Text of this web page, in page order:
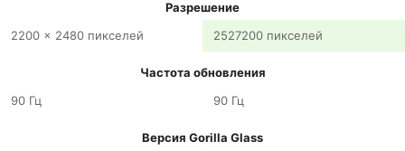
Разрешение
2200 x 2480 пикселей
2527200 пикселей
Частота обновления
90 Гц
90 Гц
Версия Gorilla Glass